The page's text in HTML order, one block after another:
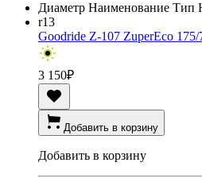
Диаметр Наименование Тип
r13
Goodride Z-107 ZuperEco
3 150₽
Добавить в корзину
Добавить в корзину